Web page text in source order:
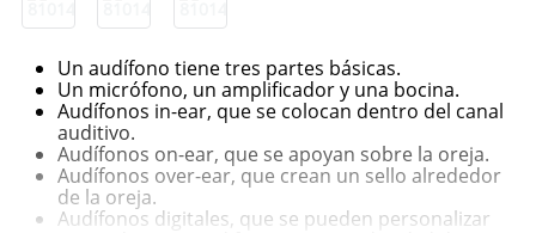
Un audífono tiene tres partes básicas.
Un micrófono, un amplificador y una bocina.
Audífonos in-ear, que se colocan dentro del canal
auditivo.
Audífonos on-ear, que se apoyan sobre la oreja.
Audífonos over-ear, que crean un sello alrededor
de la oreja.
Audífonos digitales, que se pueden personalizar
manga
9.
taylor swift
10. olivia rodrigo